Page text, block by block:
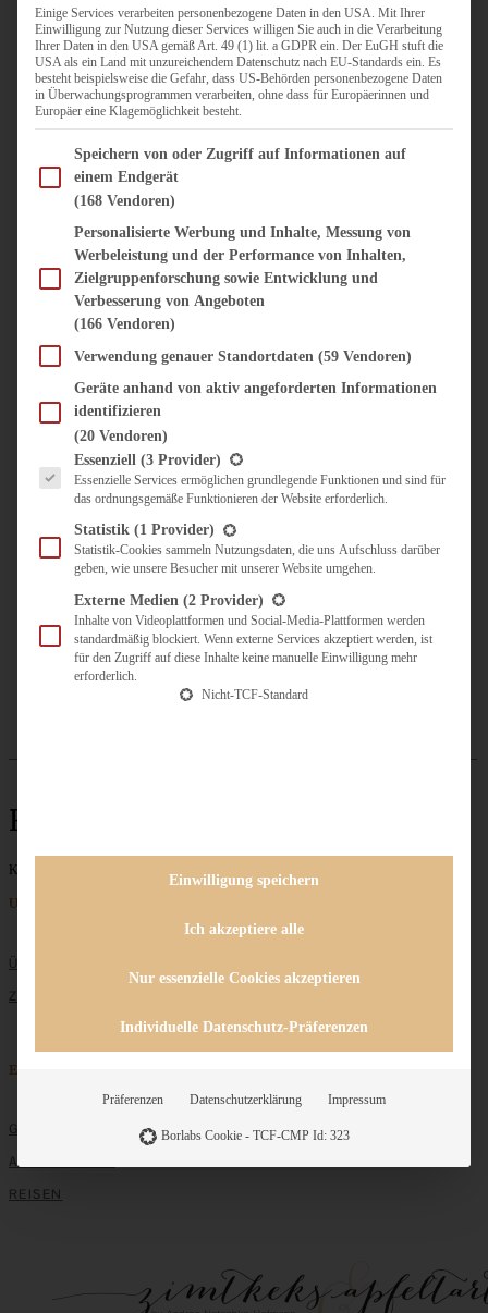
HERZHAFTES BACKEN
ONE-POT-GERICHTE
PASTA & NUDELGERICHTE
PIZZA, TARTES & QUICHES
REIS & RISOTTO
SALATE & SNACKS
SUPPENKASPEREIEN
VORSPEISEN
SÜSS & HERZHAFT
BROTAUFSTRICH
DIPS, SAUCEN, CHUTNEYS
KÜCHENGESCHENKE
UNTERWEGS
KULINARISCH UNTERWEGS
ÜBER MICH
ZUSAMMENARBEIT
Reise nach Dänemark
Keine Beiträge gefunden
Unternehmen
ÜBER MICH
ZUSAMMENARBEIT
Entdecken
GRUNDLAGEN
ALLE REZEPTE
REISEN
Einige Services verarbeiten personenbezogene Daten in den USA. Mit Ihrer
Einwilligung zur Nutzung dieser Services willigen Sie auch in die Verarbeitung
Ihrer Daten in den USA gemäß Art. 49 (1) lit. a GDPR ein. Der EuGH stuft die
USA als ein Land mit unzureichendem Datenschutz nach EU-Standards ein. Es
besteht beispielsweise die Gefahr, dass US-Behörden personenbezogene Daten
in Überwachungsprogrammen verarbeiten, ohne dass für Europäerinnen und
Europäer eine Klagemöglichkeit besteht.
Im Folgenden finden Sie eine Liste der Zwecke des IAB Transparency and Consent
Speichern von oder Zugriff auf Informationen auf
einem Endgerät
(168 Vendoren)
Personalisierte Werbung und Inhalte, Messung von
Werbeleistung und der Performance von Inhalten,
Zielgruppenforschung sowie Entwicklung und
Verbesserung von Angeboten
(166 Vendoren)
Verwendung genauer Standortdaten (59 Vendoren)
Geräte anhand von aktiv angeforderten Informationen
identifizieren
(20 Vendoren)
Es folgt eine Liste der Service-Gruppen, für die eine Einwilligung erteilt werden
Essenziell (3 Provider)
Essenzielle Services ermöglichen grundlegende Funktionen und sind für
das ordnungsgemäße Funktionieren der Website erforderlich.
Statistik (1 Provider)
Statistik-Cookies sammeln Nutzungsdaten, die uns Aufschluss darüber
geben, wie unsere Besucher mit unserer Website umgehen.
Externe Medien (2 Provider)
Inhalte von Videoplattformen und Social-Media-Plattformen werden
standardmäßig blockiert. Wenn externe Services akzeptiert werden, ist
für den Zugriff auf diese Inhalte keine manuelle Einwilligung mehr
erforderlich.
Nicht-TCF-Standard
Einwilligung speichern
Ich akzeptiere alle
Nur essenzielle Cookies akzeptieren
Individuelle Datenschutz-Präferenzen
Präferenzen Datenschutzerklärung Impressum
Borlabs Cookie - TCF-CMP Id: 323